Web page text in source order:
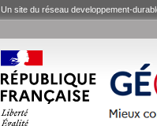
Un site du réseau developpement-